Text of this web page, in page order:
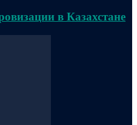
в Казахстане